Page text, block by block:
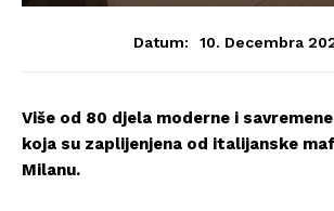
Datum: 10. Decembra
Više od 80 djela moderne i
koja su zaplijenjena od italijanske
Milanu.